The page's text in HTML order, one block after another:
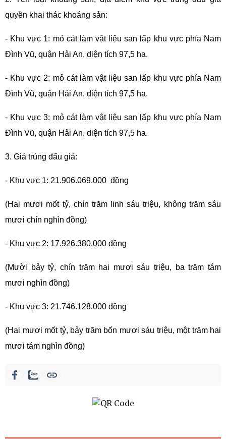
quyền khai thác khoáng sản:
- Khu vực 1: mỏ cát làm vật liệu san lấp khu vực phía Nam
Đình Vũ, quận Hải An, diện tích 97,5 ha.
- Khu vực 2: mỏ cát làm vật liệu san lấp khu vực phía Nam
Đình Vũ, quận Hải An, diện tích 97,5 ha.
- Khu vực 3: mỏ cát làm vật liệu san lấp khu vực phía Nam
Đình Vũ, quận Hải An, diện tích 97,5 ha.
3. Giá trúng đấu giá:
- Khu vực 1: 21.906.069.000 đồng
(Hai mươi mốt tỷ, chín trăm linh sáu triệu, không trăm sáu
mươi chín nghìn đồng)
- Khu vực 2: 17.926.380.000 đồng
(Mười bảy tỷ, chín trăm hai mươi sáu triệu, ba trăm tám
mươi nghìn đồng)
- Khu vực 3: 21.746.128.000 đồng
(Hai mươi mốt tỷ, bảy trăm bốn mươi sáu triệu, một trăm hai
mươi tám nghìn đồng)